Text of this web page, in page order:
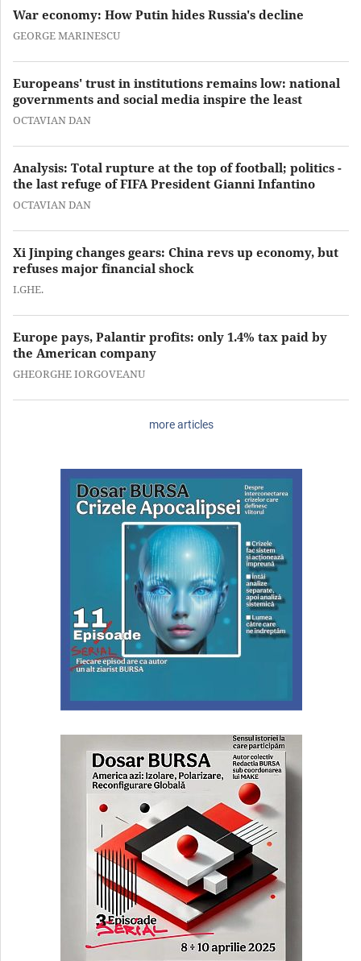
War economy: How Putin hides Russia's decline
GEORGE MARINESCU
Europeans' trust in institutions remains low: national
governments and social media inspire the least
OCTAVIAN DAN
Analysis: Total rupture at the top of football; politics -
the last refuge of FIFA President Gianni Infantino
OCTAVIAN DAN
Xi Jinping changes gears: China revs up economy, but
refuses major financial shock
I.GHE.
Europe pays, Palantir profits: only 1.4% tax paid by
the American company
GHEORGHE IORGOVEANU
more articles